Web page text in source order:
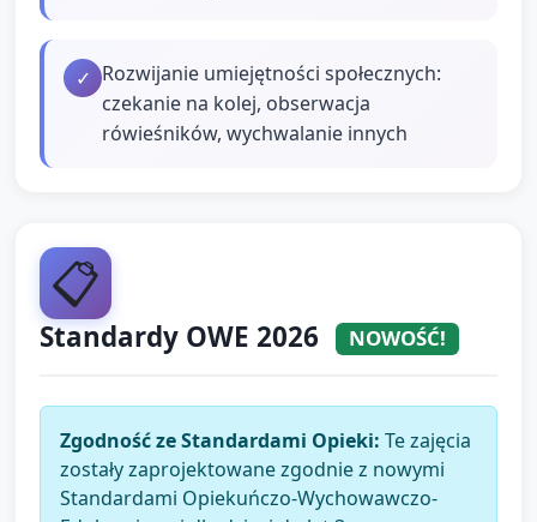
✓ Rozwijanie umiejętności społecznych:
czekanie na kolej, obserwacja
rówieśników, wychwalanie innych
📋
Standardy OWE 2026 NOWOŚĆ!
Zgodność ze Standardami Opieki: Te zajęcia
zostały zaprojektowane zgodnie z nowymi
Standardami Opiekuńczo-Wychowawczo-